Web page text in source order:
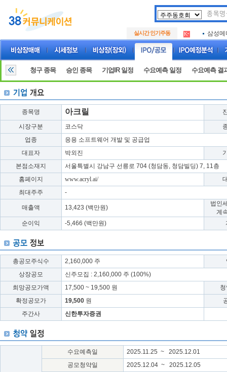
실시간 인기주동
아크로
.
삼성메
아하
.
삼성메
청구 종목 승인 종목 기업IR 일정 수요예측 일정 수요예측 결
종목명 아크릴
시장구분 코스닥
업종
응용 소프트웨어 개발 및 공급업
대표자
박외진
본점소재지
서울특별시 강남구 선릉로 704 (청담동, 청담빌딩) 7, 11층
홈페이지
www.acryl.ai/
최대주주
-
매출액 13,423 (백만원)
법인
계
순이익
-5,466 (백만원)
총공모주식수 2,160,000 주
상장공모
신주모집 : 2,160,000 주 (100%)
희망공모가액
17,500 ~ 19,500 원
확정공모가
19,500 원
주간사
신한투자증권
수요예측일
2025.11.25 ~ 2025.12.01
공모청약일
2025.12.04 ~ 2025.12.05